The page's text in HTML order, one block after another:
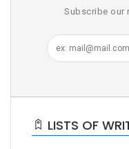
Subscribe our
LISTS OF